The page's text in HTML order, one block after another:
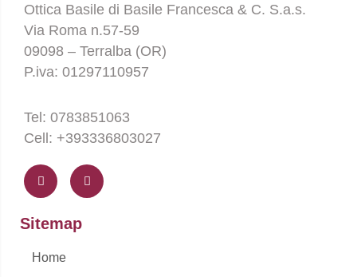
Ottica Basile di Basile Francesca & C. S.a.s.
Via Roma n.57-59
09098 – Terralba (OR)
P.iva: 01297110957
Tel: 0783851063
Cell: +393336803027
a
c
e
b
o
-
f
n
s
t
a
Sitemap
Home